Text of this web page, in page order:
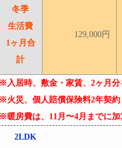
冬季
生活費
1ヶ月合
計
129,000円
※入居時、敷金・家賃、2ヶ月
※火災、個人賠償保険料2年契
※暖房費は、11月〜4月までに
2LDK